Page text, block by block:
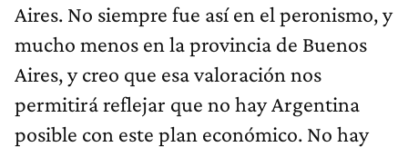
Aires. No siempre fue así en el peronismo, y
mucho menos en la provincia de Buenos
Aires, y creo que esa valoración nos
permitirá reflejar que no hay Argentina
posible con este plan económico. No hay